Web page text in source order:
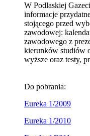
W Podlaskiej
informacje
stojącego przed
zawodowej:
zawodowego z
kierunków studiów
wyższe oraz testy,
Do pobrania:
Eureka 1/2009
Eureka 1/2010